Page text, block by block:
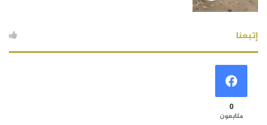
إتبعنا
0
متابعون